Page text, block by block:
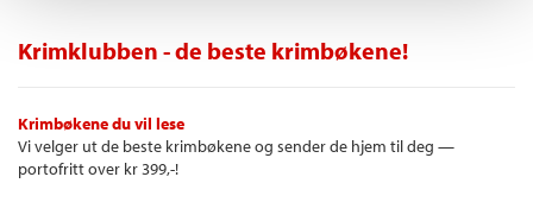
Krimklubben - de beste krimbøkene!
Krimbøkene du vil lese
Vi velger ut de beste krimbøkene og sender de hjem til deg —
portofritt over kr 399,-!